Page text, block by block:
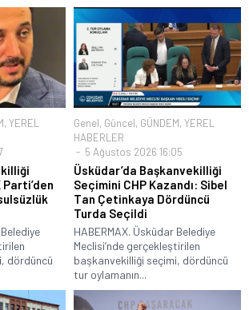
, YEREL
dördüncü
Genel, Güncel, GÜNDEM, YEREL
HABERLER
5 Ağustos 2026 16:05
Üsküdar’da Başkanvekilliği
Seçimini CHP Kazandı: Sibel
Tan Çetinkaya Dördüncü
Turda Seçildi
HABERMAX. Üsküdar Belediye
Meclisi’nde gerçekleştirilen
başkanvekilliği seçimi, dördüncü
tur oylamanın...